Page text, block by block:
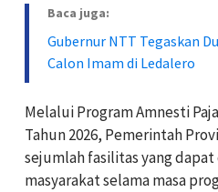
Baca juga:
Gubernur NTT Tegaskan
Calon Imam di Ledalero
Melalui Program Amnesti
Tahun 2026, Pemerintah
sejumlah fasilitas yang
masyarakat selama masa